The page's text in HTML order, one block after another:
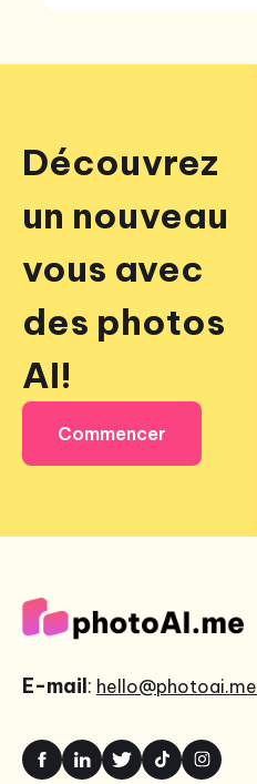
Découvrez
un nouveau
vous avec
des photos
AI!
Commencer
E-mail: hello@photoai.me